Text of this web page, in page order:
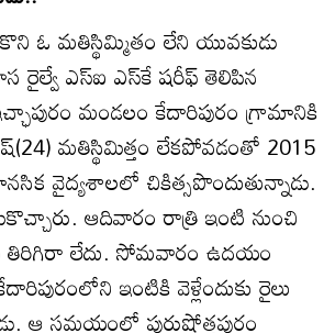
ఓ మతిస్థిమ్మితం లేని యువకుడు
రైల్వే ఎస్‌ఐ ఎస్‌కే షరీఫ్‌ తెలిపిన
మండలం కేదారిపురం గ్రామానికి
మతిస్థిమిత్తం లేకపోవడంతో 2015
వైద్యశాలలో చికిత్సపొందుతున్నాడు.
ఆదివారం రాత్రి ఇంటి నుంచి
తిరిగిరా లేదు. సోమవారం ఉదయం
ఇంటికి వెళ్లేందుకు రైలు
ఆ సమయంలో పురుషోత్తపురం